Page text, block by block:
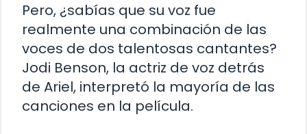
Pero, ¿sabías que su voz fue
realmente una combinación de las
voces de dos talentosas cantantes?
Jodi Benson, la actriz de voz detrás
de Ariel, interpretó la mayoría de las
canciones en la película.